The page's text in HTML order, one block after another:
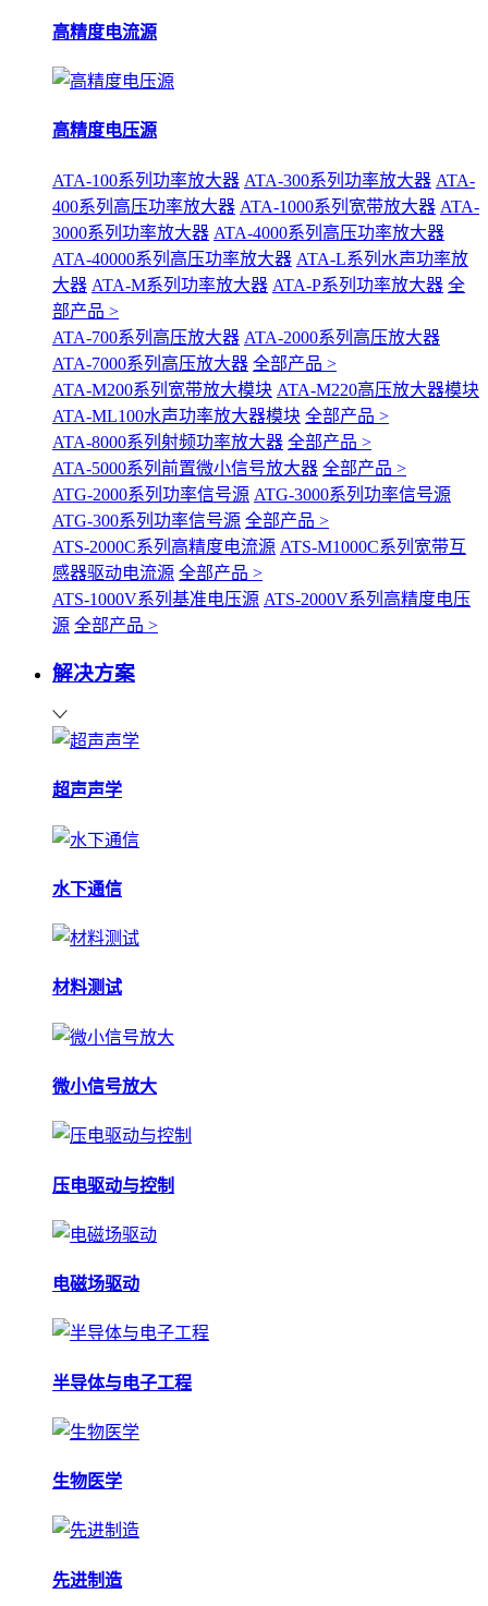
高精度电流源
高精度电压源
ATA-100系列功率放大器 ATA-300系列功率放大器 ATA-
400系列高压功率放大器 ATA-1000系列宽带放大器 ATA-
3000系列功率放大器 ATA-4000系列高压功率放大器
ATA-40000系列高压功率放大器 ATA-L系列水声功率放
大器 ATA-M系列功率放大器 ATA-P系列功率放大器 全
部产品 >
ATA-700系列高压放大器 ATA-2000系列高压放大器
ATA-7000系列高压放大器 全部产品 >
ATA-M200系列宽带放大模块 ATA-M220高压放大器模块
ATA-ML100水声功率放大器模块 全部产品 >
ATA-8000系列射频功率放大器 全部产品 >
ATA-5000系列前置微小信号放大器 全部产品 >
ATG-2000系列功率信号源 ATG-3000系列功率信号源
ATG-300系列功率信号源 全部产品 >
ATS-2000C系列高精度电流源 ATS-M1000C系列宽带互
感器驱动电流源 全部产品 >
ATS-1000V系列基准电压源 ATS-2000V系列高精度电压
源 全部产品 >
解决方案
超声声学
水下通信
材料测试
微小信号放大
压电驱动与控制
电磁场驱动
半导体与电子工程
生物医学
先进制造